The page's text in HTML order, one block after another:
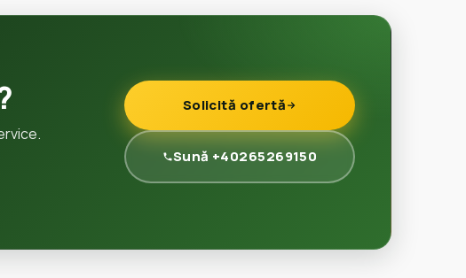
Solicită ofertă
Sună +40265269150